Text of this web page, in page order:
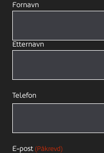
Fornavn
Etternavn
Telefon
E-post (Påkrevd)